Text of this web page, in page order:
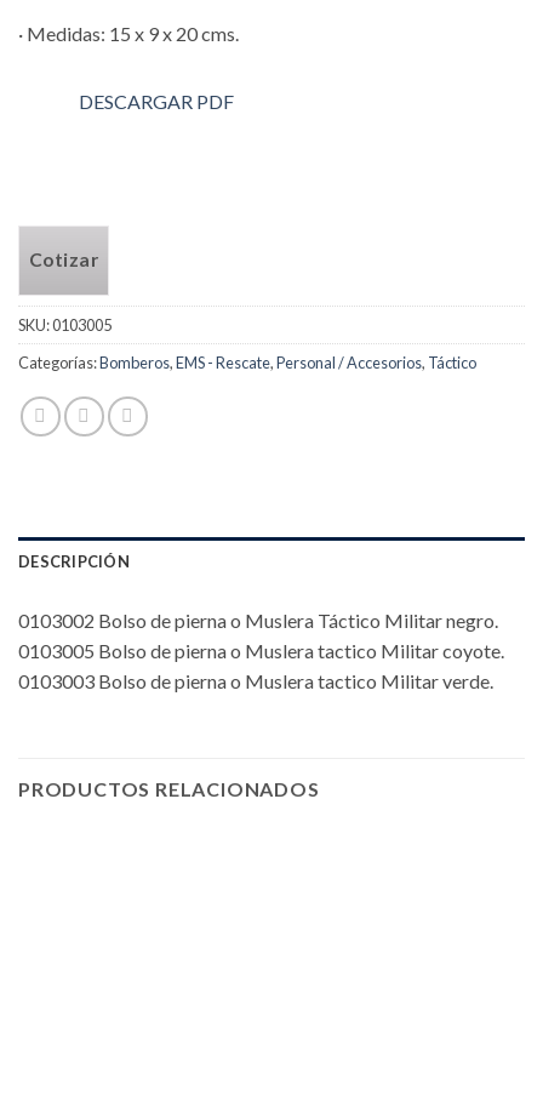
· Medidas: 15 x 9 x 20 cms.
DESCARGAR PDF
Cotizar
SKU:0103005
Categorías:Bomberos,EMS - Rescate,Personal / Accesorios, Táctico
DESCRIPCIÓN
0103002 Bolso de pierna o Muslera Táctico Militar negro.
0103005 Bolso de pierna o Muslera tactico Militar coyote.
0103003 Bolso de pierna o Muslera tactico Militar verde.
PRODUCTOS RELACIONADOS